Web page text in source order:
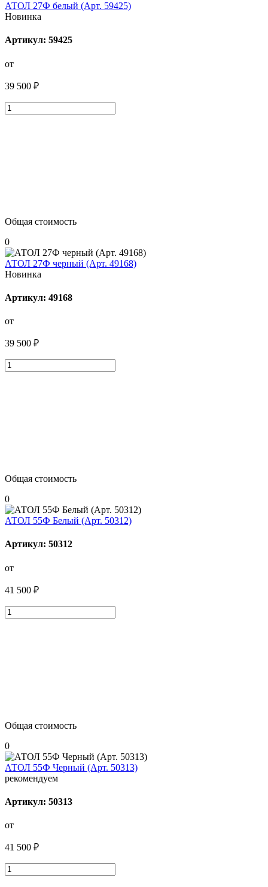
АТОЛ 27Ф белый (Арт. 59425)
Новинка
Артикул: 59425
от
39 500 ₽
Общая стоимость
0
АТОЛ 27Ф черный (Арт. 49168)
Новинка
Артикул: 49168
от
39 500 ₽
Общая стоимость
0
АТОЛ 55Ф Белый (Арт. 50312)
Артикул: 50312
от
41 500 ₽
Общая стоимость
0
АТОЛ 55Ф Черный (Арт. 50313)
рекомендуем
Артикул: 50313
от
41 500 ₽